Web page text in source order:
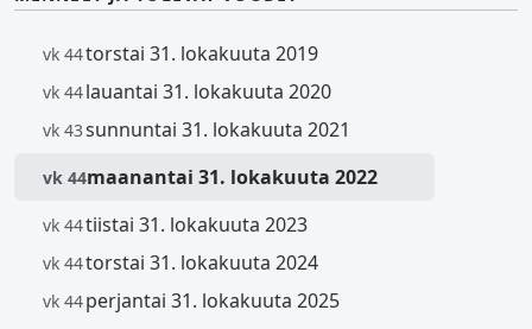
vk 44torstai 31. lokakuuta 2019
vk 44lauantai 31. lokakuuta 2020
vk 43sunnuntai 31. lokakuuta 2021
vk 44maanantai 31. lokakuuta 2022
vk 44tiistai 31. lokakuuta 2023
vk 44torstai 31. lokakuuta 2024
vk 44perjantai 31. lokakuuta 2025